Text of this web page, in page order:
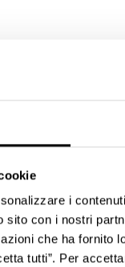
i
sito con i nostri
che ha fornito
tutti”. Per
, un
e ricercatori
dei dati
congresso.
del progetto.